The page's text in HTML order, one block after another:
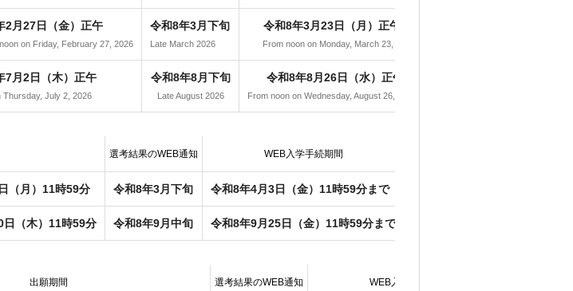
2月27日（金）正午
on Friday, February 27, 2026
令和8年3月下旬
Late March 2026
令和8年3月23日（月）正午～令和8年3月27日（金）正午
From noon on Monday, March 23, 2026 to noon on Friday, March 27, 2026
7月2日（木）正午
Thursday, July 2, 2026
令和8年8月下旬
Late August 2026
令和8年8月26日（水）正午～令和8年9月4日（金）正午
From noon on Wednesday, August 26, 2026 to noon on Friday, September 4, 2026
選考結果のWEB通知 WEB入学手続期間
（月）11時59分 令和8年3月下旬 令和8年4月3日（金）11時59分まで
（木）11時59分 令和8年9月中旬 令和8年9月25日（金）11時59分まで
出願期間 選考結果のWEB通知 WEB入学手続期間